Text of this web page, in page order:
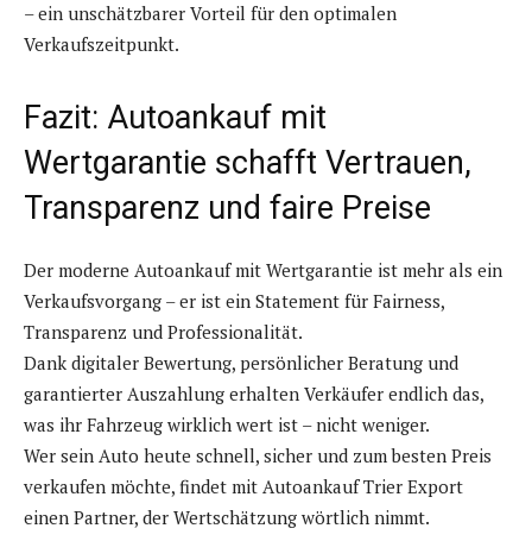
– ein unschätzbarer Vorteil für den optimalen
Verkaufszeitpunkt.
Fazit: Autoankauf mit
Wertgarantie schafft Vertrauen,
Transparenz und faire Preise
Der moderne Autoankauf mit Wertgarantie ist mehr als ein
Verkaufsvorgang – er ist ein Statement für Fairness,
Transparenz und Professionalität.
Dank digitaler Bewertung, persönlicher Beratung und
garantierter Auszahlung erhalten Verkäufer endlich das,
was ihr Fahrzeug wirklich wert ist – nicht weniger.
Wer sein Auto heute schnell, sicher und zum besten Preis
verkaufen möchte, findet mit Autoankauf Trier Export
einen Partner, der Wertschätzung wörtlich nimmt.